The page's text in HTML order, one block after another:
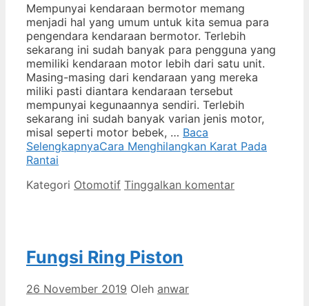
Mempunyai kendaraan bermotor memang
menjadi hal yang umum untuk kita semua para
pengendara kendaraan bermotor. Terlebih
sekarang ini sudah banyak para pengguna yang
memiliki kendaraan motor lebih dari satu unit.
Masing-masing dari kendaraan yang mereka
miliki pasti diantara kendaraan tersebut
mempunyai kegunaannya sendiri. Terlebih
sekarang ini sudah banyak varian jenis motor,
misal seperti motor bebek, … Baca
SelengkapnyaCara Menghilangkan Karat Pada
Rantai
Kategori Otomotif Tinggalkan komentar
Fungsi Ring Piston
26 November 2019 Oleh anwar